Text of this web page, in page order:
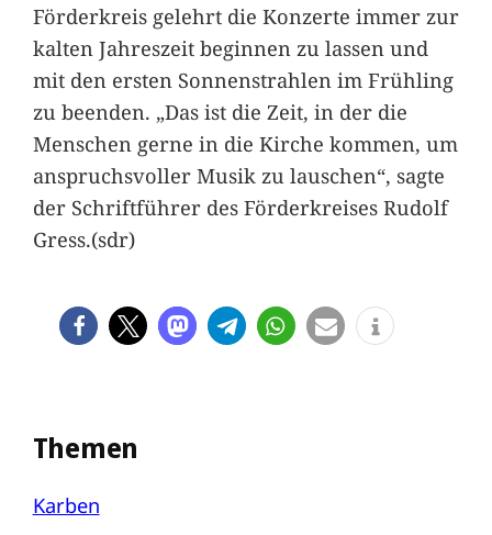
Förderkreis gelehrt die Konzerte immer zur
kalten Jahreszeit beginnen zu lassen und
mit den ersten Sonnenstrahlen im Frühling
zu beenden. „Das ist die Zeit, in der die
Menschen gerne in die Kirche kommen, um
anspruchsvoller Musik zu lauschen“, sagte
der Schriftführer des Förderkreises Rudolf
Gress.(sdr)
Themen
Karben